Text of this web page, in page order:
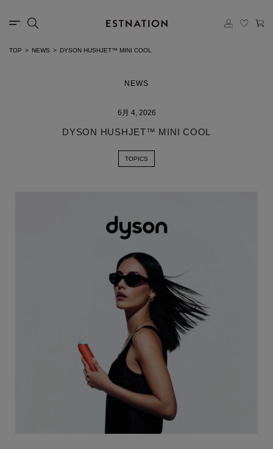
TOP NEWS DYSON HUSHJET™ MINI COOL
NEWS
6月 4, 2026
DYSON HUSHJET™ MINI COOL
TOPICS